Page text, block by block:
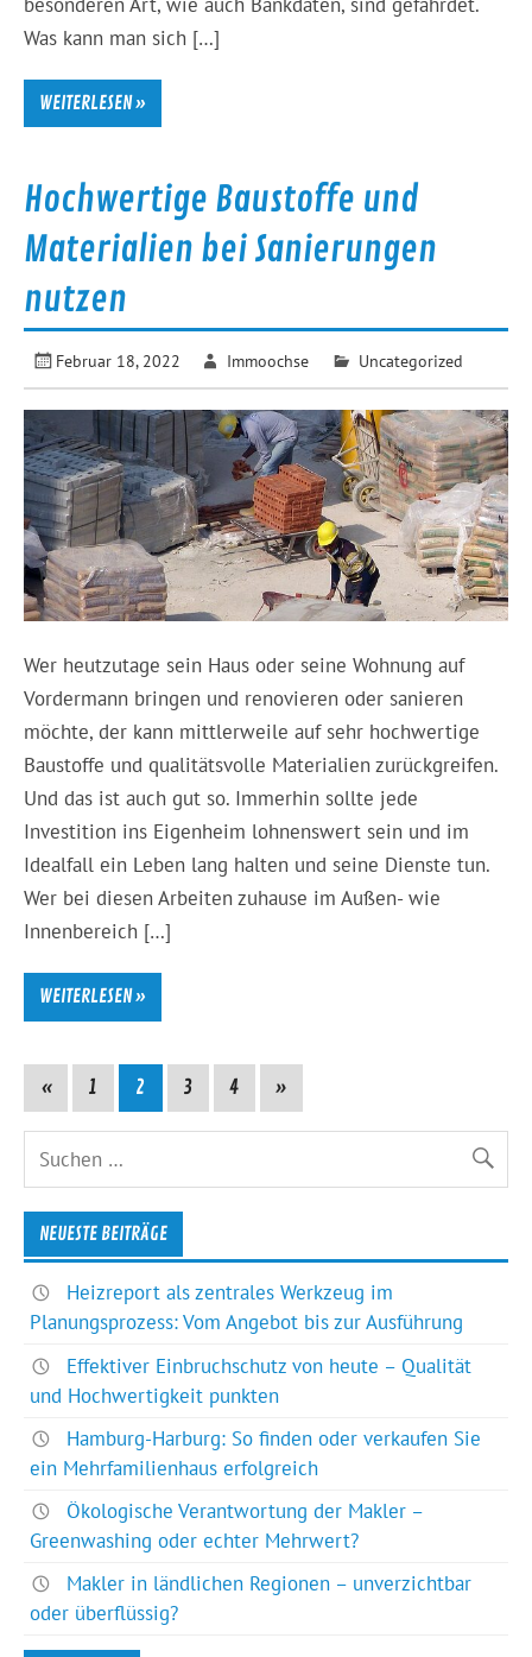
Was kann man sich […]
WEITERLESEN »
Hochwertige Baustoffe und
Materialien bei Sanierungen
nutzen
Februar 18, 2022 Immoochse Uncategorized
Wer heutzutage sein Haus oder seine Wohnung auf
Vordermann bringen und renovieren oder sanieren
möchte, der kann mittlerweile auf sehr hochwertige
Baustoffe und qualitätsvolle Materialien zurückgreifen.
Und das ist auch gut so. Immerhin sollte jede
Investition ins Eigenheim lohnenswert sein und im
Idealfall ein Leben lang halten und seine Dienste tun.
Wer bei diesen Arbeiten zuhause im Außen- wie
Innenbereich […]
WEITERLESEN »
« 1 2 3 4 »
NEUESTE BEITRÄGE
Heizreport als zentrales Werkzeug im
Planungsprozess: Vom Angebot bis zur Ausführung
Effektiver Einbruchschutz von heute – Qualität
und Hochwertigkeit punkten
Hamburg-Harburg: So finden oder verkaufen Sie
ein Mehrfamilienhaus erfolgreich
Ökologische Verantwortung der Makler –
Greenwashing oder echter Mehrwert?
Makler in ländlichen Regionen – unverzichtbar
oder überflüssig?